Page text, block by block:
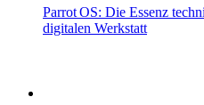
Parrot OS: Die Essenz
digitalen Werkstatt